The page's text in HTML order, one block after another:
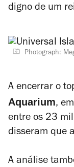
digno de um
Photograph:
A encerrar o
Aquarium,
entre os 23
disseram que
A análise